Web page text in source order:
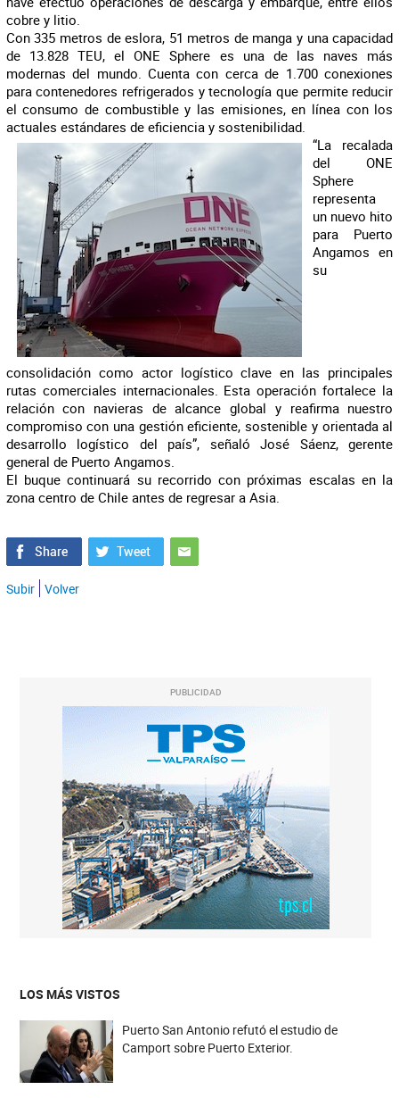
cobre y litio.
Con 335 metros de eslora, 51 metros de manga y una capacidad
de 13.828 TEU, el ONE Sphere es una de las naves más
modernas del mundo. Cuenta con cerca de 1.700 conexiones
para contenedores refrigerados y tecnología que permite reducir
el consumo de combustible y las emisiones, en línea con los
actuales estándares de eficiencia y sostenibilidad.
“La recalada
del ONE
Sphere
representa
un nuevo hito
para Puerto
Angamos en
su
consolidación como actor logístico clave en las principales
rutas comerciales internacionales. Esta operación fortalece la
relación con navieras de alcance global y reafirma nuestro
compromiso con una gestión eficiente, sostenible y orientada al
desarrollo logístico del país”, señaló José Sáenz, gerente
general de Puerto Angamos.
El buque continuará su recorrido con próximas escalas en la
zona centro de Chile antes de regresar a Asia.
Subir Volver
PUBLICIDAD
LOS MÁS VISTOS
Puerto San Antonio refutó el estudio de
Camport sobre Puerto Exterior.